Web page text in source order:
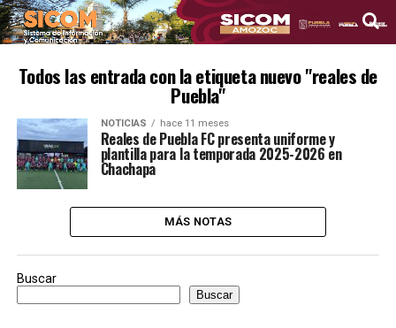
Todos las entrada con la etiqueta nuevo "reales de
Puebla"
NOTICIAS hace 11 meses
Reales de Puebla FC presenta uniforme y
plantilla para la temporada 2025-2026 en
Chachapa
MÁS NOTAS
Buscar
Buscar